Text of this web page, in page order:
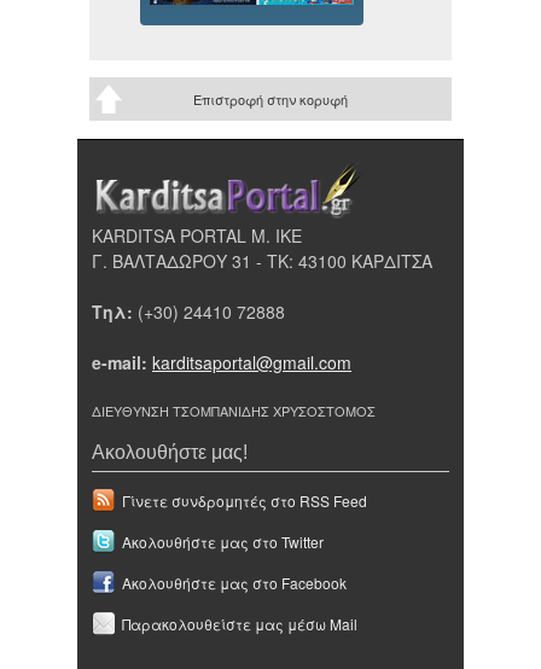
Επιστροφή στην κορυφή
KARDITSA PORTAL Μ. ΙΚΕ
Γ. ΒΑΛΤΑΔΩΡΟΥ 31 - ΤΚ: 43100 ΚΑΡΔΙΤΣΑ
Τηλ: (+30) 24410 72888
e-mail: karditsaportal@gmail.com
ΔΙΕΥΘΥΝΣΗ ΤΣΟΜΠΑΝΙΔΗΣ ΧΡΥΣΟΣΤΟΜΟΣ
Ακολουθήστε μας!
Γίνετε συνδρομητές στο RSS Feed
Ακολουθήστε μας στο Twitter
Ακολουθήστε μας στο Facebook
Παρακολουθείστε μας μέσω Mail